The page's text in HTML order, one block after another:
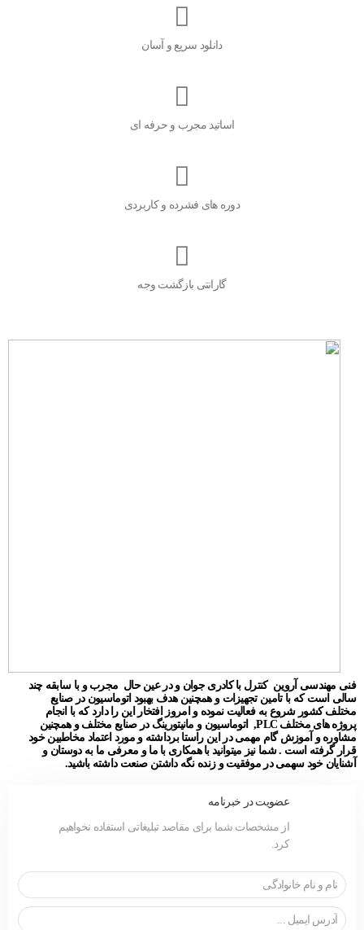
دانلود سریع و آسان
اساتید مجرب و حرفه ای
دوره های فشرده و کاربردی
گارانتی بازگشت وجه
فنی مهندسی آروین کنترل با کادری جوان و در عین حال مجرب و با سابقه چند
سالی است که با تامین تجهیزات و همچنین هدف بهبود اتوماسیون در صنایع
مختلف کشور شروع به فعالیت نموده و امروز افتخار این را دارد که با انجام
پروژه های مختلف PLC, اتوماسیون و مانیتورینگ در صنایع مختلف و همچنین
مشاوره و آموزش گام مهمی در این راستا برداشته و مورد اعتماد مخاطبین خود
قرار گرفته است . شما نیز میتوانید با همکاری با ما و معرفی ما به دوستان و
آشنایان خود سهمی در موفقیت و زنده نگه داشتن صنعت داشته باشید.
عضویت در خبرنامه
از مشخصات شما برای مقاصد تبلیغاتی استفاده نخواهیم
کرد.